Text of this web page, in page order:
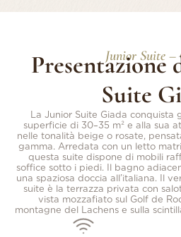
Junior Suite –
Presentazione
Suite
La Junior Suite Giada conquista
superficie di 30–35 m² e alla sua
nelle tonalità beige o rosate,
gamma. Arredata con un letto
questa suite dispone di mobili
soffice sotto i piedi. Il bagno
una spaziosa doccia all’italiana. Il
suite è la terrazza privata con
vista mozzafiato sul Golf de
montagne del Lachens e sulla